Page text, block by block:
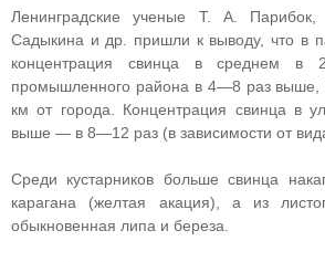
Ленинградские ученые Т. А.
Садыкина и др. пришли к выводу, что в
концентрация свинца в среднем
промышленного района в 4—8 раз выше,
км от города. Концентрация свинца в
выше — в 8—12 раз (в зависимости от
Среди кустарников больше свинца
карагана (желтая акация), а из
обыкновенная липа и береза.